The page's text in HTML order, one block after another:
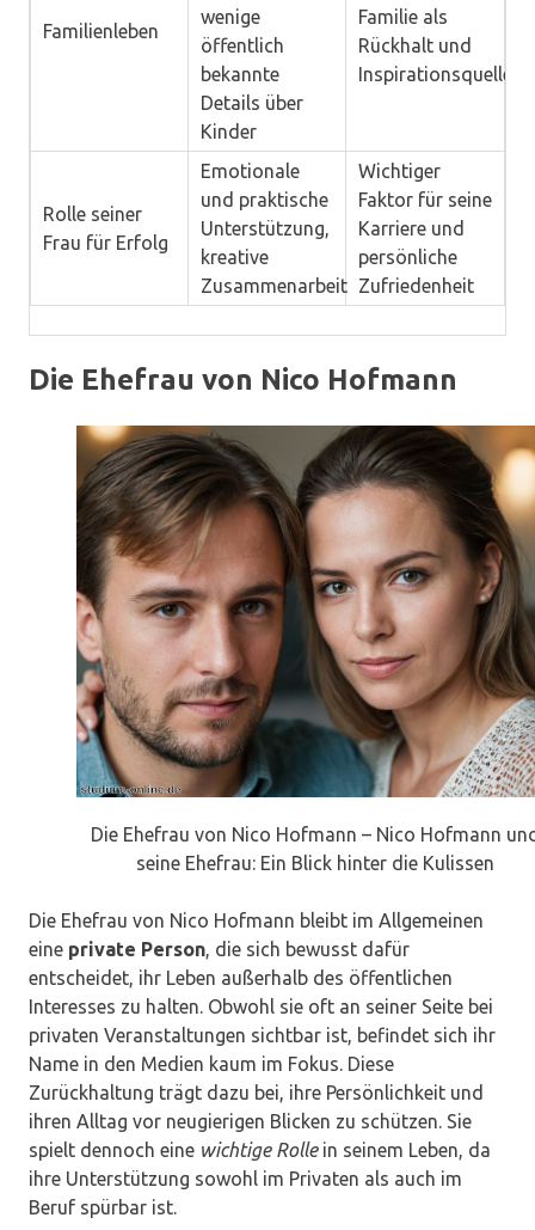
Familienleben
wenige
öffentlich
bekannte
Details über
Kinder
Familie als
Rückhalt und
Inspirationsquelle
Rolle seiner
Frau für Erfolg
Emotionale
und praktische
Unterstützung,
kreative
Zusammenarbeit
Wichtiger
Faktor für seine
Karriere und
persönliche
Zufriedenheit
Die Ehefrau von Nico Hofmann
Die Ehefrau von Nico Hofmann – Nico Hofmann
seine Ehefrau: Ein Blick hinter die Kulissen
Die Ehefrau von Nico Hofmann bleibt im Allgemeinen
eine private Person, die sich bewusst dafür
entscheidet, ihr Leben außerhalb des öffentlichen
Interesses zu halten. Obwohl sie oft an seiner Seite bei
privaten Veranstaltungen sichtbar ist, befindet sich ihr
Name in den Medien kaum im Fokus. Diese
Zurückhaltung trägt dazu bei, ihre Persönlichkeit und
ihren Alltag vor neugierigen Blicken zu schützen. Sie
spielt dennoch eine wichtige Rollein seinem Leben, da
ihre Unterstützung sowohl im Privaten als auch im
Beruf spürbar ist.